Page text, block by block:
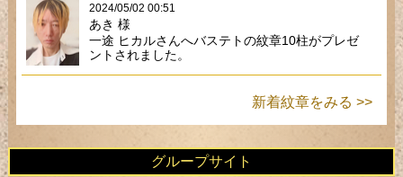
2024/05/02 00:51
あき 様
一途 ヒカルさんへバステトの紋章10柱がプレゼ
ントされました。
新着紋章をみる >>
グループサイト